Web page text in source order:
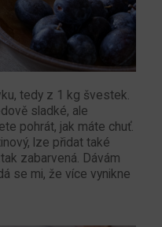
tedy z 1 kg švestek.
sladké, ale
pohrát, jak máte chuť.
lze přidat také
zabarvená. Dávám
se mi, že více vynikne